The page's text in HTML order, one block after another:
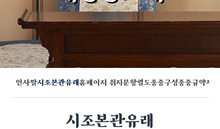
인사말시조본관유래홈페이지 취지문항렬도종중구성종중규약제
시조본관유래